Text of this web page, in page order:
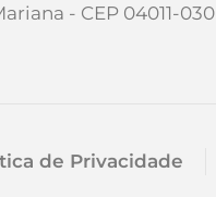
- CEP 04011-030
de Privacidade